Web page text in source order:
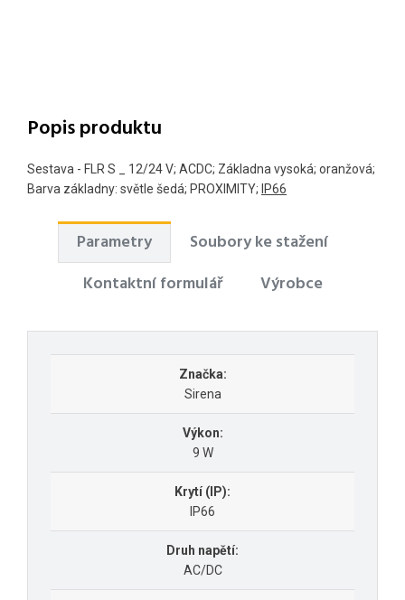
Popis produktu
Sestava - FLR S _ 12/24 V; ACDC; Základna vysoká; oranžová;
Barva základny: světle šedá; PROXIMITY; IP66
Parametry
Soubory ke stažení
Kontaktní formulář
Výrobce
Značka:
Sirena
Výkon:
9 W
Krytí (IP):
IP66
Druh napětí:
AC/DC